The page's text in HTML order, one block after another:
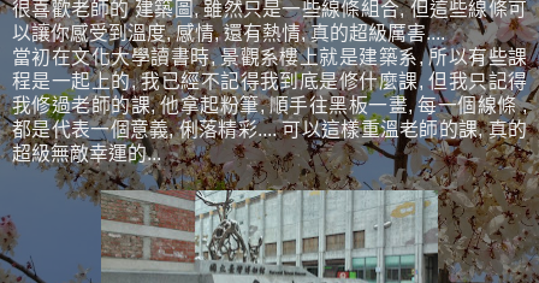
很喜歡老師的 建築圖, 雖然只是一些線條組合, 但這些線條可
以讓你感受到溫度, 感情, 還有熱情, 真的超級厲害....
當初在文化大學讀書時, 景觀系樓上就是建築系, 所以有些課
程是一起上的, 我已經不記得我到底是修什麼課, 但我只記得
我修過老師的課, 他拿起粉筆, 順手往黑板一畫, 每一個線條 ,
都是代表一個意義, 俐落精彩.... 可以這樣重溫老師的課, 真的
超級無敵幸運的...